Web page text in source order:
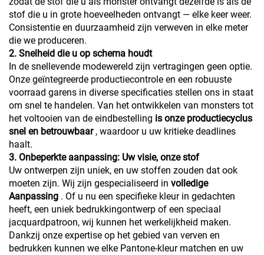
stof die u in grote hoeveelheden ontvangt — elke keer weer.
Consistentie en duurzaamheid zijn verweven in elke meter
die we produceren.
2. Snelheid die u op schema houdt
In de snellevende modewereld zijn vertragingen geen optie.
Onze geïntegreerde productiecontrole en een robuuste
voorraad garens in diverse specificaties stellen ons in staat
om snel te handelen. Van het ontwikkelen van monsters tot
het voltooien van de eindbestelling is onze productiecyclus
snel en betrouwbaar , waardoor u uw kritieke deadlines
haalt.
3. Onbeperkte aanpassing: Uw visie, onze stof
Uw ontwerpen zijn uniek, en uw stoffen zouden dat ook
moeten zijn. Wij zijn gespecialiseerd in volledige
Aanpassing . Of u nu een specifieke kleur in gedachten
heeft, een uniek bedrukkingontwerp of een speciaal
jacquardpatroon, wij kunnen het werkelijkheid maken.
Dankzij onze expertise op het gebied van verven en
bedrukken kunnen we elke Pantone-kleur matchen en uw